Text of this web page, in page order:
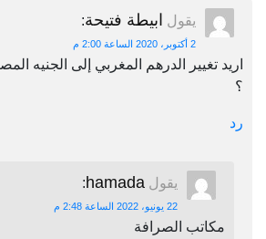
يقول ابيطة فتيحة:
2 أكتوبر، 2020 الساعة 2:00 م
اريد تغيير الدرهم المغربي إلى الجنيه
؟
رد
يقول hamada
:
22 يونيو، 2022 الساعة 2:48 م
مكاتب الصرافة